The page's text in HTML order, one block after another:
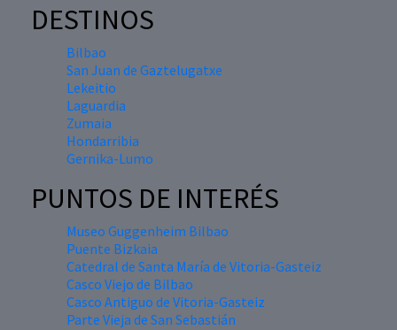
DESTINOS
Bilbao
San Juan de Gaztelugatxe
Lekeitio
Laguardia
Zumaia
Hondarribia
Gernika-Lumo
PUNTOS DE INTERÉS
Museo Guggenheim Bilbao
Puente Bizkaia
Catedral de Santa María de Vitoria-Gasteiz
Casco Viejo de Bilbao
Casco Antiguo de Vitoria-Gasteiz
Parte Vieja de San Sebastián